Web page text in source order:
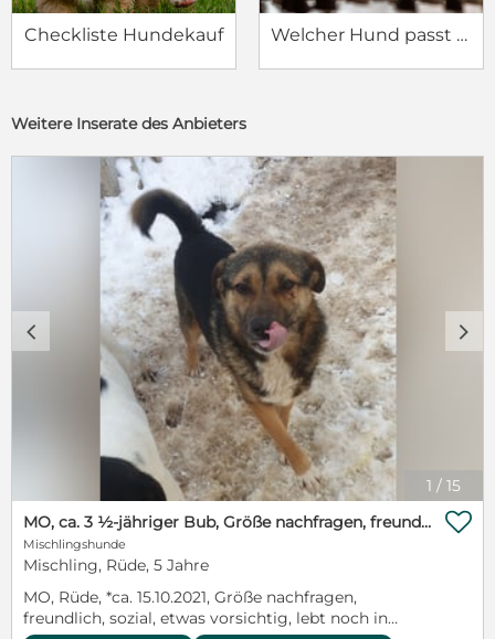
Checkliste Hundekauf Welcher Hund passt zu mir?
Weitere Inserate des Anbieters
1 / 15
c d
MO, ca. 3 ½-jähriger Bub, Größe nachfragen, freundlich, sozial, etwas vorsichtig)
Mischlingshunde
Mischling, Rüde, 5 Jahre
MO, Rüde, *ca. 15.10.2021, Größe nachfragen,
freundlich, sozial, etwas vorsichtig, lebt noch in
